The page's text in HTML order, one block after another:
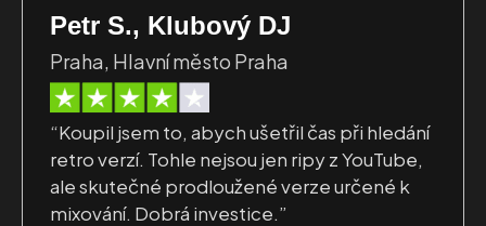
Petr S., Klubový DJ
Praha, Hlavní město Praha
“Koupil jsem to, abych ušetřil čas při hledání
retro verzí. Tohle nejsou jen ripy z YouTube,
ale skutečné prodloužené verze určené k
mixování. Dobrá investice.”